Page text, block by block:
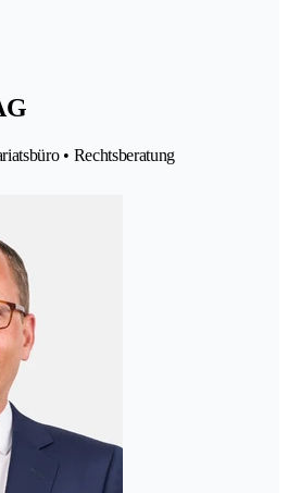
• Rechtsberatung